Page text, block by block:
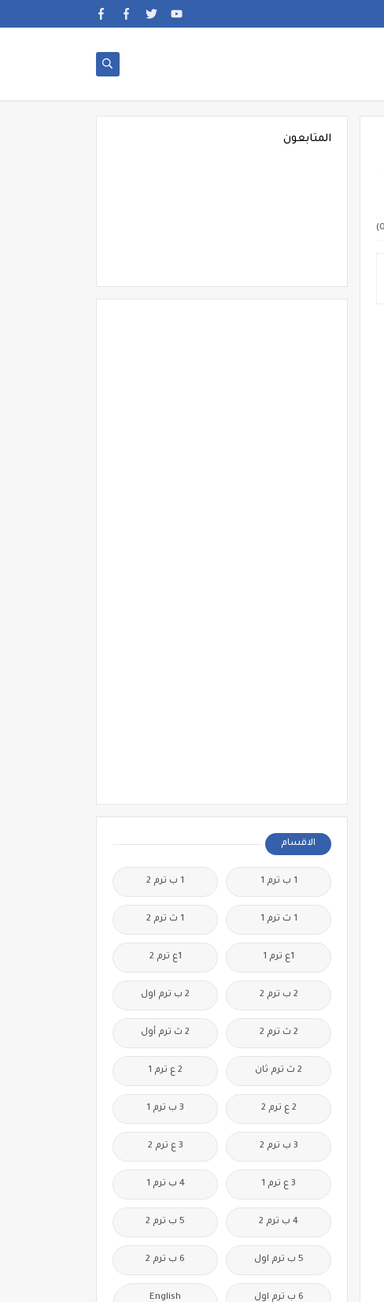
المتابعون
الاقسام
1 ب ترم 1 1 ب ترم 2
1 ث ترم 1 1 ث ترم 2
1ع ترم 1 1ع ترم 2
2 ب ترم 2 2 ب ترم اول
2 ث ترم 2 2 ث ترم أول
2 ث ترم ثان 2 ع ترم 1
2 ع ترم 2 3 ب ترم 1
3 ب ترم 2 3 ع ترم 2
3 ع ترم 1 4 ب ترم 1
4 ب ترم 2 5 ب ترم 2
5 ب ترم اول 6 ب ترم 2
6 ب ترم اول
English